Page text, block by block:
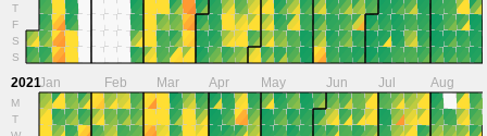
T
F
S
S
2021
M
T
Jan Feb Mar Apr May Jun Jul Aug